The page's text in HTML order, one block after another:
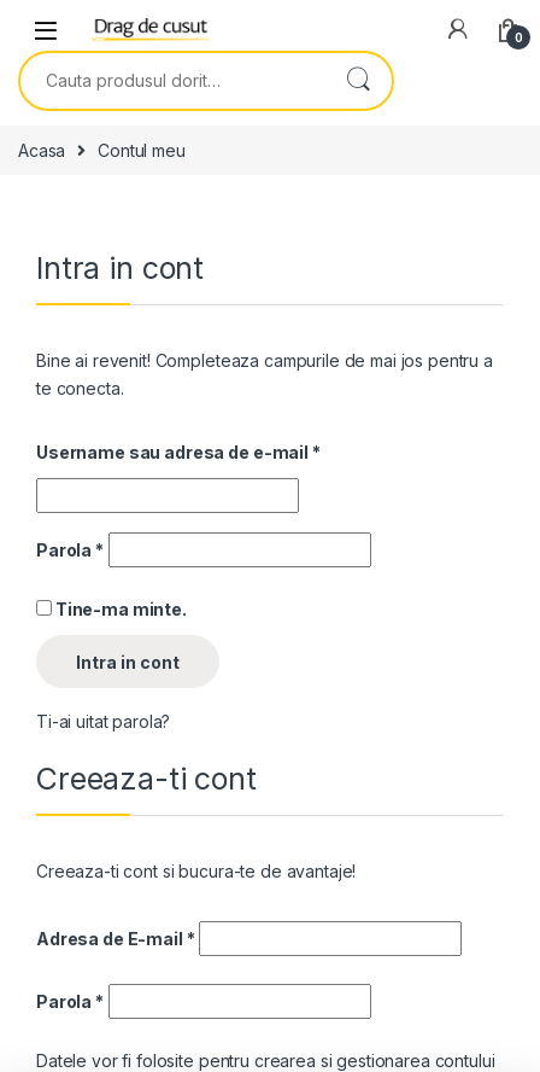
0
Search for:
Acasa Contul meu
Intra in cont
Bine ai revenit! Completeaza campurile de mai jos pentru a
te conecta.
Username sau adresa de e-mail *
Parola *
Tine-ma minte.
Intra in cont
Ti-ai uitat parola?
Creeaza-ti cont
Creeaza-ti cont si bucura-te de avantaje!
Adresa de E-mail *
Parola *
Datele vor fi folosite pentru crearea si gestionarea contului